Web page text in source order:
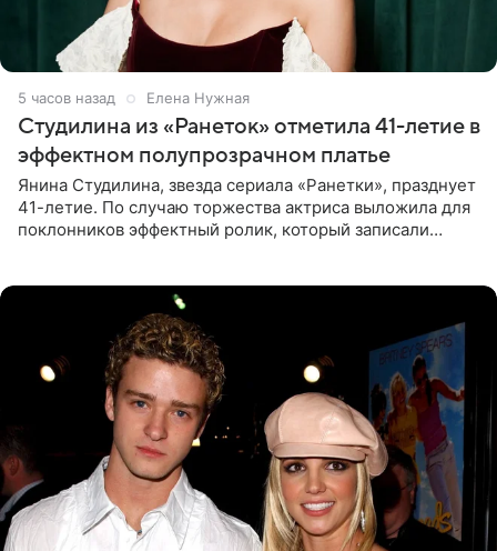
5 часов назад Елена Нужная
Студилина из «Ранеток» отметила 41-летие в
эффектном полупрозрачном платье
Янина Студилина, звезда сериала «Ранетки», празднует
41-летие. По случаю торжества актриса выложила для
поклонников эффектный ролик, который записали